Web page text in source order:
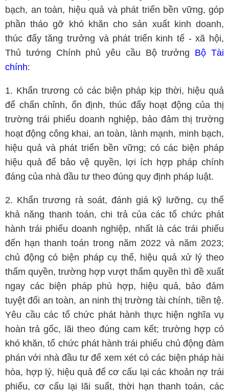
bạch, an toàn, hiệu quả và phát triển bền vững, góp
phần tháo gỡ khó khăn cho sản xuất kinh doanh,
thúc đẩy tăng trưởng và phát triển kinh tế - xã hội,
Thủ tướng Chính phủ yêu cầu Bộ trưởng Bộ Tài
chính:
1. Khẩn trương có các biện pháp kịp thời, hiệu quả
để chấn chỉnh, ổn định, thúc đẩy hoạt động của thị
trường trái phiếu doanh nghiệp, bảo đảm thị trường
hoạt động công khai, an toàn, lành mạnh, minh bạch,
hiệu quả và phát triển bền vững; có các biện pháp
hiệu quả để bảo vệ quyền, lợi ích hợp pháp chính
đáng của nhà đầu tư theo đúng quy định pháp luật.
2. Khẩn trương rà soát, đánh giá kỹ lưỡng, cụ thể
khả năng thanh toán, chi trả của các tổ chức phát
hành trái phiếu doanh nghiệp, nhất là các trái phiếu
đến hạn thanh toán trong năm 2022 và năm 2023;
chủ động có biện pháp cụ thể, hiệu quả xử lý theo
thẩm quyền, trường hợp vượt thẩm quyền thì đề xuất
ngay các biện pháp phù hợp, hiệu quả, bảo đảm
tuyệt đối an toàn, an ninh thị trường tài chính, tiền tệ.
Yêu cầu các tổ chức phát hành thực hiện nghĩa vụ
hoàn trả gốc, lãi theo đúng cam kết; trường hợp có
khó khăn, tổ chức phát hành trái phiếu chủ động đàm
phán với nhà đầu tư để xem xét có các biện pháp hài
hòa, hợp lý, hiệu quả để cơ cấu lại các khoản nợ trái
phiếu, cơ cấu lại lãi suất, thời hạn thanh toán, các